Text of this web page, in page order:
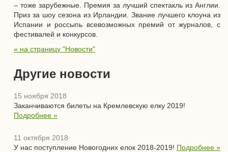
– тоже зарубежные. Премия за лучший спектакль из Англии.
Приз за шоу сезона из Ирландии. Звание лучшего клоуна из
Испании и россыпь всевозможных премий от журналов, с
фестивалей и конкурсов.
« на страницу "Новости"
Другие новости
15 ноября 2018
Заканчиваются билеты на Кремлевскую елку 2019!
Подробнее »
11 октября 2018
У нас поступление Новогодних елок 2018-2019! Подробнее »